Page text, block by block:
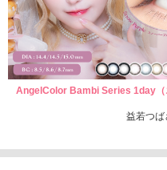
AngelColor Bambi Series 1day（
益若つば